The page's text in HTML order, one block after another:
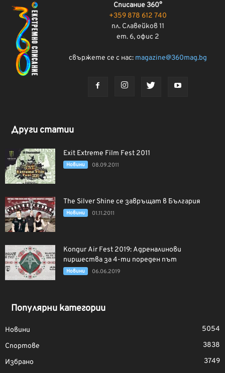
Списание 360°
+359 878 612 740
пл. Славейков 11
ет. 6, офис 2
свържете се с нас: magazine@360mag.bg
Други статии
Exit Extreme Film Fest 2011
Новини 08.09.2011
The Silver Shine се завръщат в България
Новини 01.11.2011
Kongur Air Fest 2019: Адреналинови
пиршества за 4-ти пореден път
Новини 06.06.2019
Популярни категории
Новини
5054
Спортове
3838
Избрано
3749